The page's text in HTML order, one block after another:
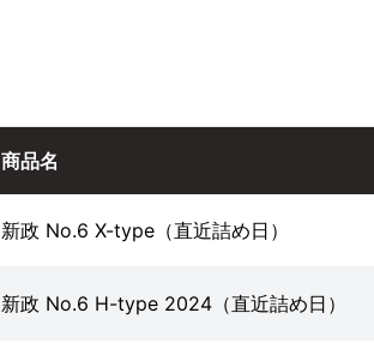
商品名
新政 No.6 X-type（直近詰め日）
新政 No.6 H-type 2024（直近詰め日）